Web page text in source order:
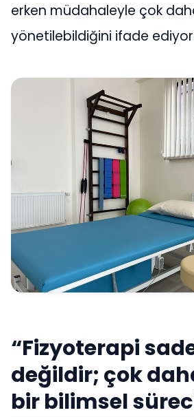
erken müdahaleyle çok
yönetilebildiğini ifade
“Fizyoterapi
değildir; çok
bir bilimsel